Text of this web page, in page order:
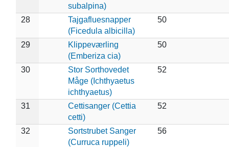
subalpina)
28
Tajgafluesnapper
(Ficedula albicilla)
50
29
Klippeværling
(Emberiza cia)
50
30
Stor Sorthovedet
Måge (Ichthyaetus
ichthyaetus)
52
31
Cettisanger (Cettia
cetti)
52
32
Sortstrubet Sanger
(Curruca ruppeli)
56